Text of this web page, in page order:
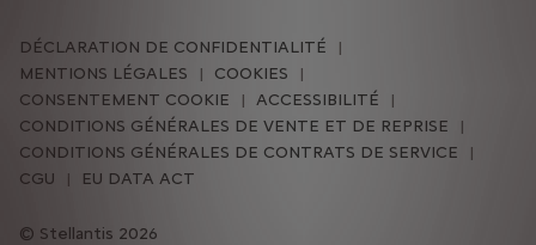
Stellantis 2026
DÉCLARATION DE CONFIDENTIALITÉ
MENTIONS LÉGALES
COOKIES
CONSENTEMENT COOKIE
ACCESSIBILITÉ
CONDITIONS GÉNÉRALES DE VENTE ET DE REPRISE
CONDITIONS GÉNÉRALES DE CONTRATS DE SERVICE
CGU
EU DATA ACT